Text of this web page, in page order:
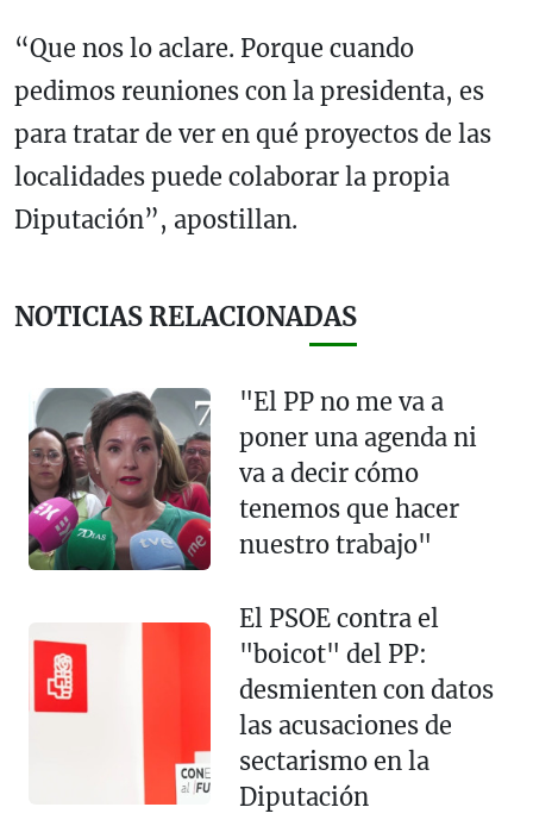
“Que nos lo aclare. Porque cuando
pedimos reuniones con la presidenta, es
para tratar de ver en qué proyectos de las
localidades puede colaborar la propia
Diputación”, apostillan.
NOTICIAS RELACIONADAS
"El PP no me va a
poner una agenda ni
va a decir cómo
tenemos que hacer
nuestro trabajo"
El PSOE contra el
"boicot" del PP:
desmienten con datos
las acusaciones de
sectarismo en la
Diputación